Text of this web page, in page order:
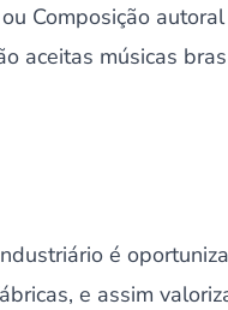
Composição
aceitas músicas
é
e assim